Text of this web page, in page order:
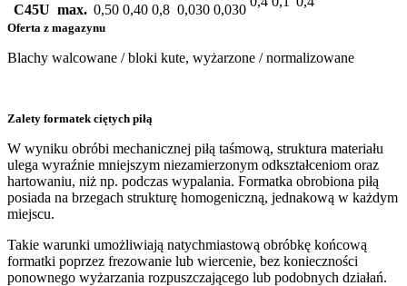
C45U max. 0,50 0,40 0,8 0,030 0,030
Oferta z magazynu
Blachy walcowane / bloki kute, wyżarzone / normalizowane
Zalety formatek ciętych piłą
W wyniku obróbi mechanicznej piłą taśmową, struktura materiału
ulega wyraźnie mniejszym niezamierzonym odkształceniom oraz
hartowaniu, niż np. podczas wypalania. Formatka obrobiona piłą
posiada na brzegach strukturę homogeniczną, jednakową w każdym
miejscu.
Takie warunki umożliwiają natychmiastową obróbkę końcową
formatki poprzez frezowanie lub wiercenie, bez konieczności
ponownego wyżarzania rozpuszczającego lub podobnych działań.